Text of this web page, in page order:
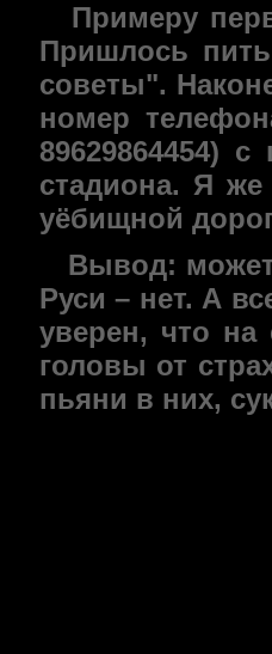
Примеру
Пришлось
советы".
номер
89629864454)
стадиона. Я
уёбищной
Вывод: может
Руси – нет. А
уверен, что
головы от
пьяни в них,